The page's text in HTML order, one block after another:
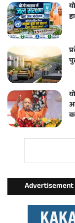
Advertisement